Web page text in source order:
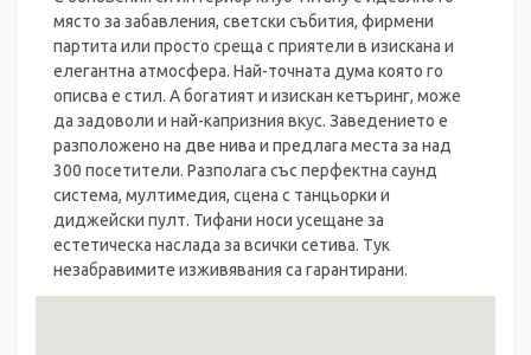
място за забавления, светски събития, фирмени
партита или просто среща с приятели в изискана и
елегантна атмосфера. Най-точната дума която го
описва е стил. А богатият и изискан кетъринг, може
да задоволи и най-капризния вкус. Заведението е
разположено на две нива и предлага места за над
300 посетители. Разполага със перфектна саунд
система, мултимедия, сцена с танцьорки и
диджейски пулт. Тифани носи усещане за
естетическа наслада за всички сетива. Тук
незабравимите изживявания са гарантирани.